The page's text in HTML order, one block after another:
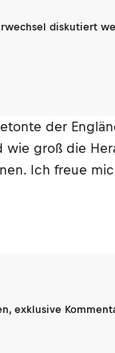
diskutiert
der
groß die
Ich freue
exklusive